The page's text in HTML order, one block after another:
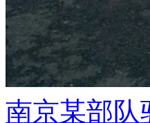
南京某部队